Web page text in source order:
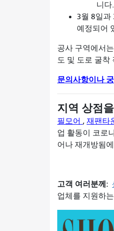
니다
3월 8일과
예정되어
공사 구역에서
도 및 도로 굴착
문의사항이나
지역 상점
필모어 , 재팬타
업 활동이 코로
어나 재개방됨
고객 여러분께:
업체를 지원하